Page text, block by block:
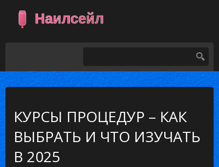
КУРСЫ ПРОЦЕДУР – КАК
ВЫБРАТЬ И ЧТО ИЗУЧАТЬ
В 2025